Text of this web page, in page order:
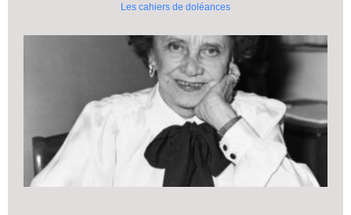
Les cahiers de doléances